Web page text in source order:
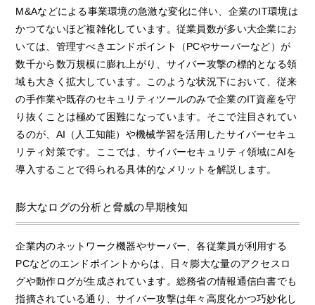
M&Aなどによる事業環境の急激な変化に伴い、企業のIT環境は
かつてないほど複雑化しています。従業員数が多い大企業にお
いては、管理すべきエンドポイント（PCやサーバーなど）が
数千から数万規模に膨れ上がり、サイバー攻撃の標的となる領
域も大きく拡大しています。このような状況下において、従来
の手作業や既存のセキュリティツールのみで企業のIT資産を守
り抜くことは極めて困難になっています。そこで注目されてい
るのが、AI（人工知能）や機械学習を活用したサイバーセキュ
リティ対策です。ここでは、サイバーセキュリティ領域にAIを
導入することで得られる具体的なメリットを解説します。
膨大なログの分析と脅威の早期検知
企業内のネットワーク機器やサーバー、各従業員が利用する
PCなどのエンドポイントからは、日々膨大な量のアクセスロ
グや動作ログが生成されています。総務省の情報通信白書でも
指摘されている通り、サイバー攻撃は年々高度化かつ巧妙化し